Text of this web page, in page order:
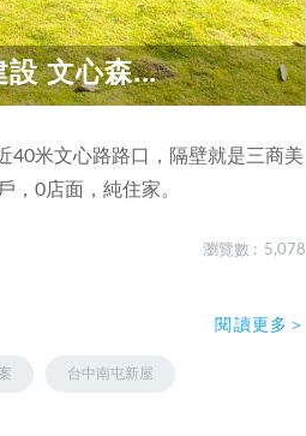
設 文心森...
40米文心路路口，隔壁就是三商美
，0店面，純住家。
瀏覽數 : 5,078
台中南屯新屋
閱讀更多＞